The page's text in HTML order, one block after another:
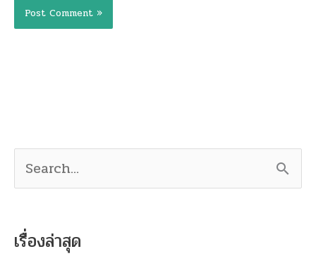
เรื่องล่าสุด